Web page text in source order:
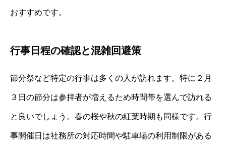
おすすめです。
行事日程の確認と混雑回避策
節分祭など特定の行事は多くの人が訪れます。特に２月
３日の節分は参拝者が増えるため時間帯を選んで訪れる
と良いでしょう。春の桜や秋の紅葉時期も同様です。行
事開催日は社務所の対応時間や駐車場の利用制限がある